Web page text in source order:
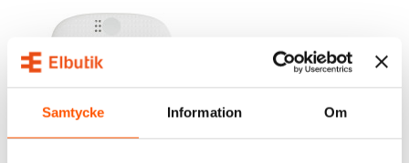
Samtycke Information Om